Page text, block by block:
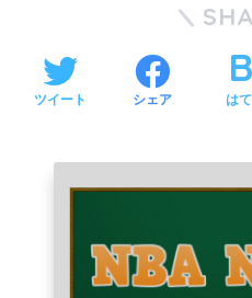
ツイート シェア は